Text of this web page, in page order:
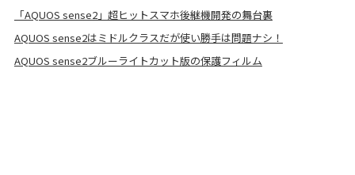
「AQUOS sense2」超ヒットスマホ後継機開発の舞台裏
AQUOS sense2はミドルクラスだが使い勝手は問題ナシ！
AQUOS sense2ブルーライトカット版の保護フィルム